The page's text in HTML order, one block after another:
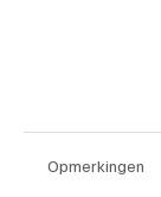
Opmerkingen